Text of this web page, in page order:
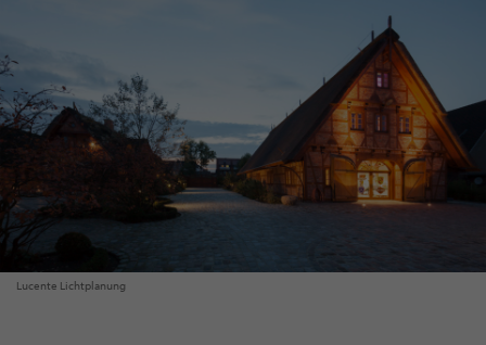
Lucente Lichtplanung